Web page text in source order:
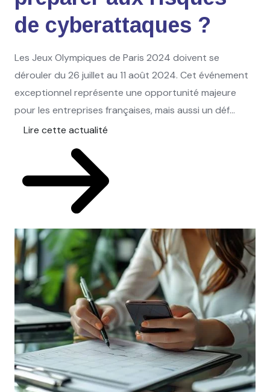
de cyberattaques ?
Les Jeux Olympiques de Paris 2024 doivent se
dérouler du 26 juillet au 11 août 2024. Cet événement
exceptionnel représente une opportunité majeure
pour les entreprises françaises, mais aussi un déf...
Lire cette actualité